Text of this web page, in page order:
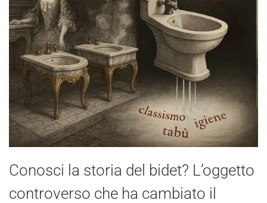
Conosci la storia del bidet? L’oggetto
controverso che ha cambiato il